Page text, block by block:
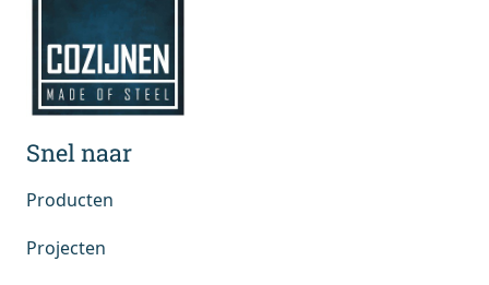
Snel naar
Producten
Projecten